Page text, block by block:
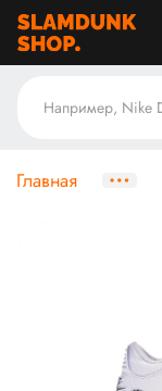
Главная